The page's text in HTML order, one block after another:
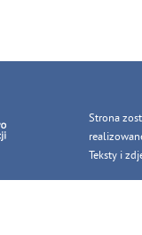
Strona
Teksty i